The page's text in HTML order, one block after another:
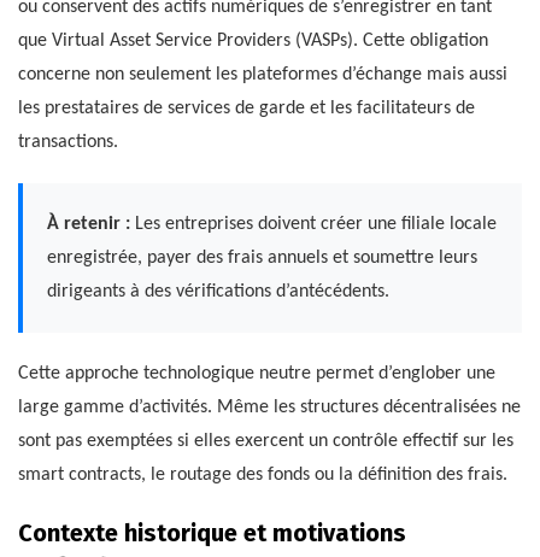
ou conservent des actifs numériques de s’enregistrer en tant
que Virtual Asset Service Providers (VASPs). Cette obligation
concerne non seulement les plateformes d’échange mais aussi
les prestataires de services de garde et les facilitateurs de
transactions.
À retenir : Les entreprises doivent créer une filiale locale
enregistrée, payer des frais annuels et soumettre leurs
dirigeants à des vérifications d’antécédents.
Cette approche technologique neutre permet d’englober une
large gamme d’activités. Même les structures décentralisées ne
sont pas exemptées si elles exercent un contrôle effectif sur les
smart contracts, le routage des fonds ou la définition des frais.
Contexte historique et motivations